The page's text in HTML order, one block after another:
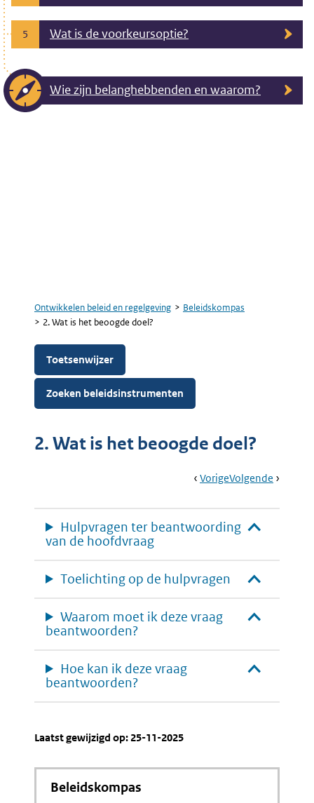
5 Wat is de voorkeursoptie?
Wie zijn belanghebbenden en waarom?
Kruimelpad
Ontwikkelen beleid en regelgeving
Beleidskompas
2. Wat is het beoogde doel?
Toetsenwijzer
Zoeken beleidsinstrumenten
2. Wat is het beoogde doel?
Book
Ga
VorigePagina:
Belang
Ga
Volgende Pagina:
Brede
Hulpvragen ter beantwoording
van de hoofdvraag
Toelichting op de hulpvragen
Waarom moet ik deze vraag
beantwoorden?
Hoe kan ik deze vraag
beantwoorden?
Laatst gewijzigd op: 25-11-2025
Beleidskompas